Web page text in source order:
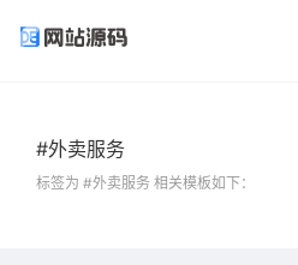
#外卖服务
标签为 #外卖服务 相关模板如下：